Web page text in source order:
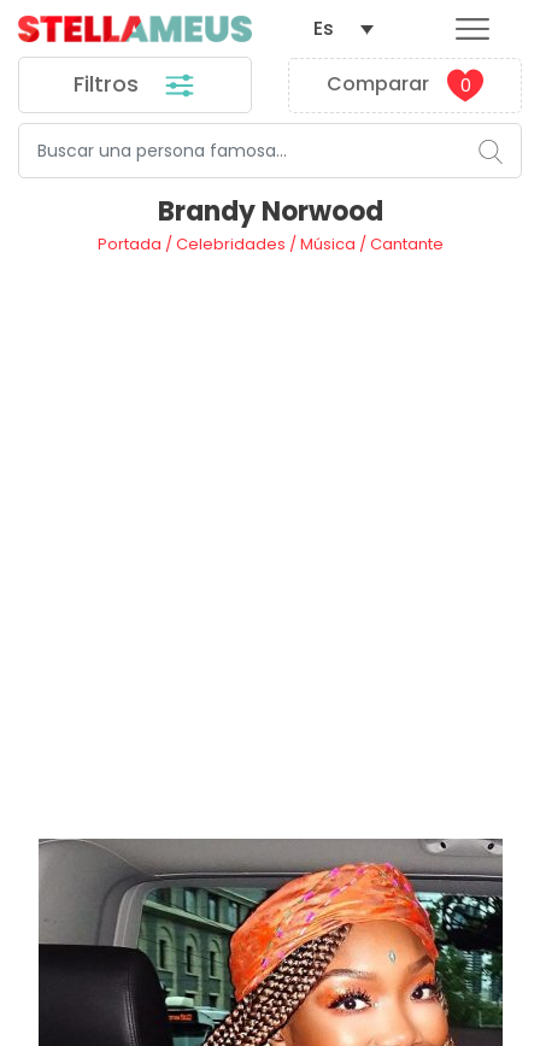
Filtros Comparar 0
Es
Brandy Norwood
Portada /Celebridades /Música /Cantante